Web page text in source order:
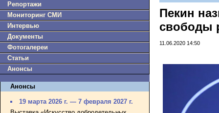
Репортажи
Мониторинг СМИ
Интервью
Документы
Фотогалереи
Статьи
Анонсы
Анонсы
19 марта 2026 г. — 7 февраля 2027 г.
Пекин
свободы
11.06.2020 14:50